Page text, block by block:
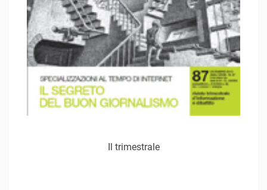
Il trimestrale